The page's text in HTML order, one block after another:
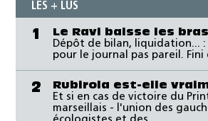
LES + LUS
1
Le Ravi baisse les bras
Dépôt de bilan, liquidation...
pour le journal pas pareil. Fini
2
Rubirola est-elle
Et si en cas de victoire du
marseillais - l'union des